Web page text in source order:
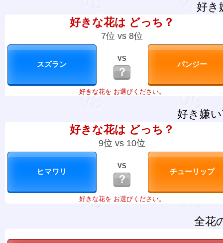
好き
好きな花は どっち？
7位 vs 8位
VS
？
好きな花を お選びください。
好き嫌
好きな花は どっち？
9位 vs 10位
VS
？
好きな花を お選びください。
全花